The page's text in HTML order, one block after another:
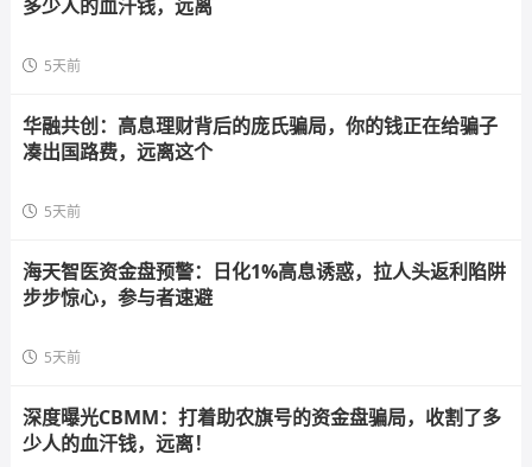
多少人的血汗钱，远离
5天前
华融共创：高息理财背后的庞氏骗局，你的钱正在给骗子
凑出国路费，远离这个
5天前
海天智医资金盘预警：日化1%高息诱惑，拉人头返利陷阱
步步惊心，参与者速避
5天前
深度曝光CBMM：打着助农旗号的资金盘骗局，收割了多
少人的血汗钱，远离！